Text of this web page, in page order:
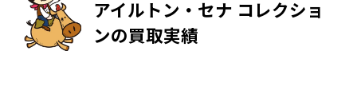
アイルトン・セナ コレクショ
ンの買取実績